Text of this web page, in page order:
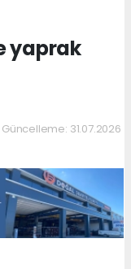
yaprak
31.07.2026